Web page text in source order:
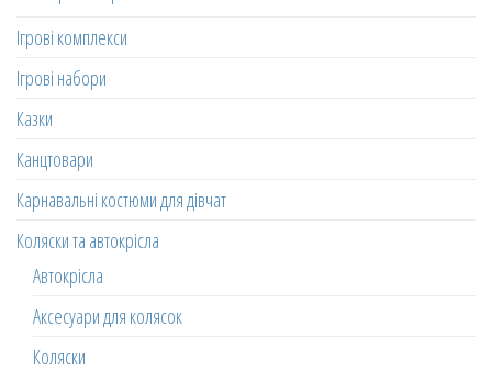
Ігрові комплекси
Ігрові набори
Казки
Канцтовари
Карнавальні костюми для дівчат
Коляски та автокрісла
Автокрісла
Аксесуари для колясок
Коляски